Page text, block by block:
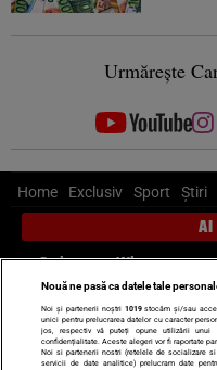
Urmărește
Home Exclusiv Sport Știri
AI
Scrie-ne pe Whatsapp,
Știri interne
Nouă ne pasă ca datele tale
Noi și partenerii noștri 1019stocăm și/sau
unici pentru prelucrarea datelor cu caracter
jos, respectiv vă puteți opune utilizării
confidențialitate. Aceste alegeri vor fi raportate
Noi si partenerii nostri (retelele de socializare
servicii de date analitice) prelucram date